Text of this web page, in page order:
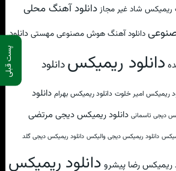
پست قبلی
ریمیکس شاد غیر مجاز دانلود آهنگ محلی
دانلود آهنگ هوش مصنوعی مهستیدانلود
دانلود ریمیکسدانلود
ریمیکس امیر خلوت دانلود ریمیکس بهرام دانلود
دیجی تاسمانی دانلود ریمیکس دیجی مرتضی
دانلود ریمیکس دیجی والیکس دانلود ریمیکس دیجی گلد
ریمیکس رضا پیشرو دانلود ریمیکس